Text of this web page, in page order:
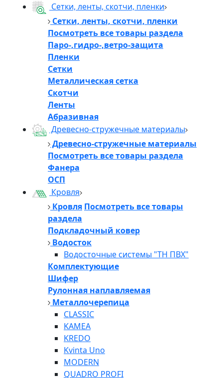
Сетки, ленты, скотчи, пленки
Сетки, ленты, скотчи, пленки
Посмотреть все товары раздела
Паро-,гидро-,ветро-защита
Пленки
Сетки
Металлическая сетка
Скотчи
Ленты
Абразивная
Древесно-стружечные материалы
Древесно-стружечные материалы
Посмотреть все товары раздела
Фанера
ОСП
Кровля
Кровля Посмотреть все товары
раздела
Подкладочный ковер
Водосток
Водосточные системы "ТН ПВХ"
Комплектующие
Шифер
Рулонная наплавляемая
Металлочерепица
CLASSIC
KAMEA
KREDO
Kvinta Uno
MODERN
QUADRO PROFI